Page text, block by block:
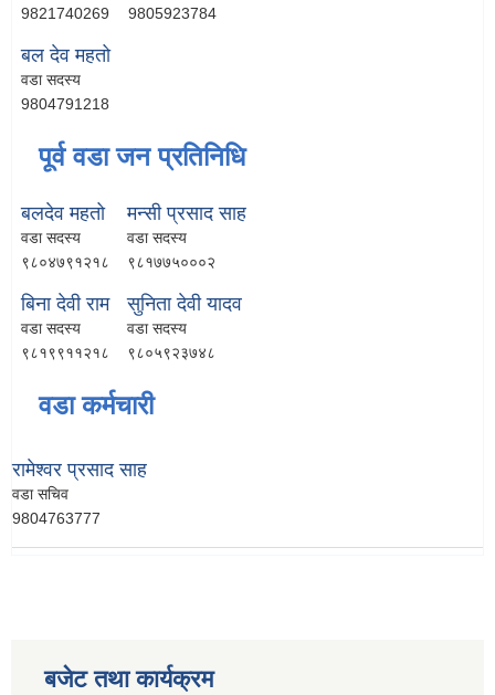
9821740269
9805923784
बल देव महतो
वडा सदस्य
9804791218
पूर्व वडा जन प्रतिनिधि
बलदेव महतो
वडा सदस्य
९८०४७९१२१८
मन्सी प्रसाद साह
वडा सदस्य
९८१७७५०००२
बिना देवी राम
वडा सदस्य
९८१९९११२१८
सुनिता देवी यादव
वडा सदस्य
९८०५९२३७४८
वडा कर्मचारी
रामेश्वर प्रसाद साह
वडा सचिव
9804763777
बजेट तथा कार्यक्रम